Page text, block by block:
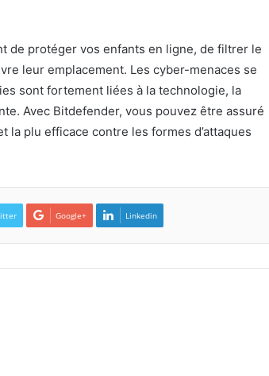
de protéger vos enfants en ligne, de filtrer le
leur emplacement. Les cyber-menaces se
sont fortement liées à la technologie, la
Avec Bitdefender, vous pouvez être assuré
plu efficace contre les formes d’attaques
Google+ Linkedin